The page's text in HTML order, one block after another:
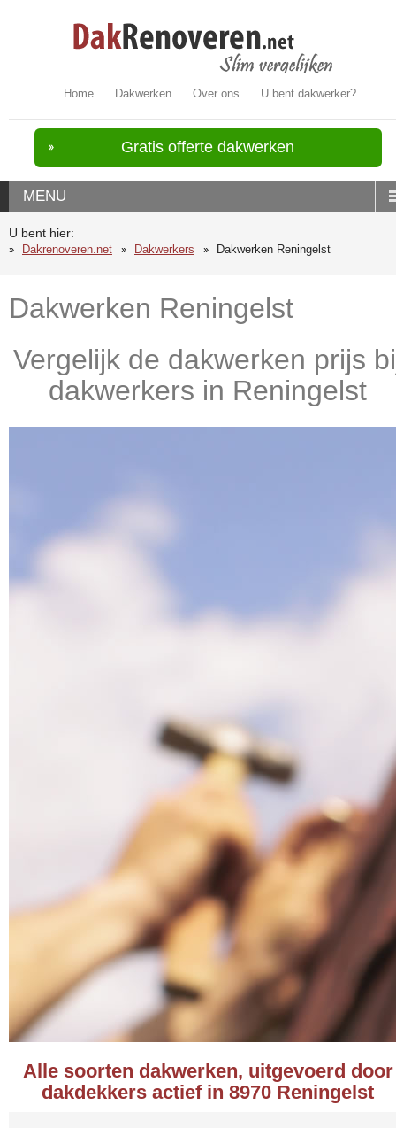
Home Dakwerken Over ons U bent dakwerker?
Gratis offerte dakwerken
MENU
U bent hier:
Dakrenoveren.net
Dakwerkers Dakwerken Reningelst
Dakwerken Reningelst
Vergelijk de dakwerken prijs
dakwerkers in Reningelst
Alle soorten dakwerken, uitgevoerd door
dakdekkers actief in 8970 Reningelst